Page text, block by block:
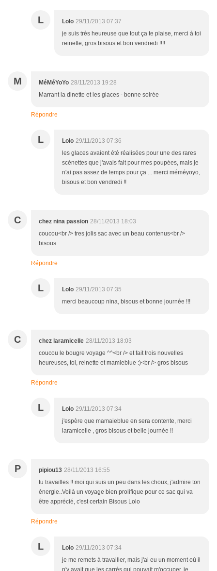
L Lolo 29/11/2013 07:37
je suis très heureuse que tout ça te plaise, merci à toi
reinette, gros bisous et bon vendredi !!!!
M MéMéYoYo 28/11/2013 19:28
Marrant la dinette et les glaces - bonne soirée
Répondre
L Lolo 29/11/2013 07:36
les glaces avaient été réalisées pour une des rares
scénettes que j'avais fait pour mes poupées, mais je
n'ai pas assez de temps pour ça ... merci méméyoyo,
bisous et bon vendredi !!
C chez nina passion 28/11/2013 18:03
coucou<br /> tres jolis sac avec un beau contenus<br />
bisous
Répondre
L Lolo 29/11/2013 07:35
merci beaucoup nina, bisous et bonne journée !!!
C chez laramicelle 28/11/2013 18:03
coucou le bougre voyage ^^<br /> et fait trois nouvelles
heureuses, toi, reinette et mamieblue :)<br /> gros bisous
Répondre
L Lolo 29/11/2013 07:34
j'espère que mamaieblue en sera contente, merci
laramicelle , gros bisous et belle journée !!
P pipiou13 28/11/2013 16:55
tu travailles !! moi qui suis un peu dans les choux, j'admire ton
énergie..Voilà un voyage bien prolifique pour ce sac qui va
être apprécié, c'est certain Bisous Lolo
Répondre
L Lolo 29/11/2013 07:34
je me remets à travailler, mais j'ai eu un moment où il
n'y avait que les carrés qui pouvait m'occuper, je